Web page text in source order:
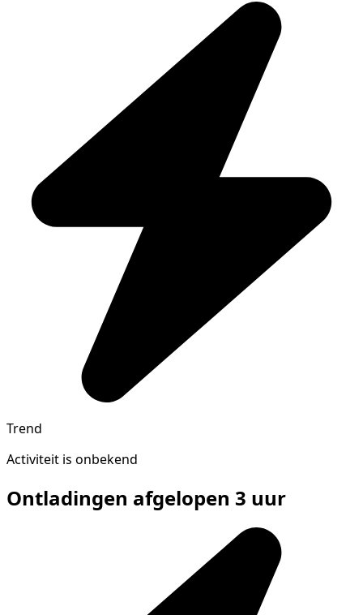
Trend
Activiteit is onbekend
Ontladingen afgelopen 3 uur